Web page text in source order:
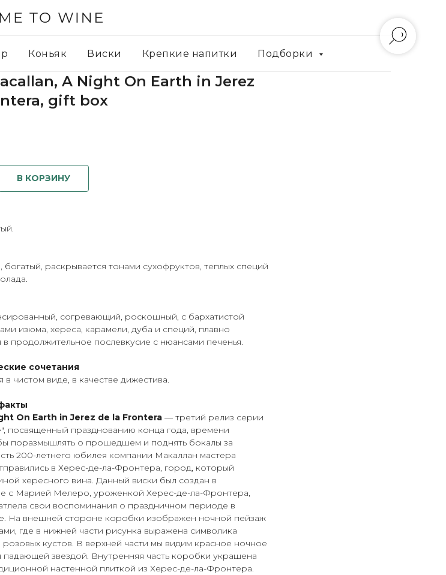
Коньяк Виски Крепкие напитки Подборки
A Night On Earth in Jerez
gift box
В КОРЗИНУ
раскрывается тонами сухофруктов, теплых специй
согревающий, роскошный, с бархатистой
изюма, хереса, карамели, дуба и специй, плавно
продолжительное послевкусие с нюансами печенья.
сочетания
в чистом виде, в качестве дижестива.
On Earth in Jerez de la Frontera — третий релиз серии
посвященный празднованию конца года, времени
поразмышлять о прошедшем и поднять бокалы за
200-летнего юбилея компании Макаллан мастера
в Херес-де-ла-Фронтера, город, который
хересного вина. Данный виски был создан в
с Марией Мелеро, уроженкой Херес-де-ла-Фронтера,
свои воспоминания о праздничном периоде в
На внешней стороне коробки изображен ночной пейзаж
где в нижней части рисунка выражена символика
кустов. В верхней части мы видим красное ночное
падающей звездой. Внутренняя часть коробки украшена
настенной плиткой из Херес-де-ла-Фронтера.